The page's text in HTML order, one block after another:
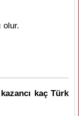
olur.
kaç Türk